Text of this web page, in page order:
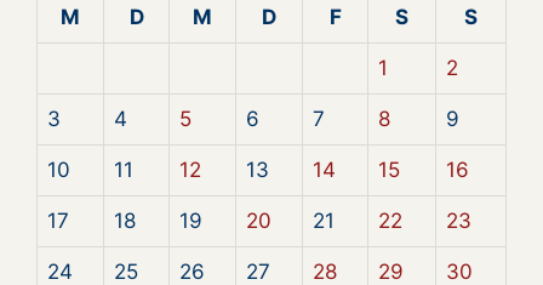
M
D M D F S S
1 2
3 4 5 6 7 8 9
10 11 12 13 14 15 16
17 18 19 20 21 22 23
24 25 26 27 28 29 30